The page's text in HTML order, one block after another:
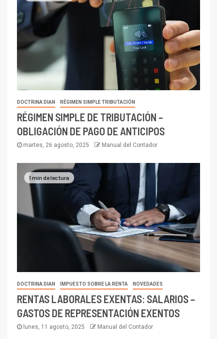
DOCTRINA DIAN RÉGIMEN SIMPLE TRIBUTACIÓN
RÉGIMEN SIMPLE DE TRIBUTACIÓN –
OBLIGACIÓN DE PAGO DE ANTICIPOS
martes, 26 agosto, 2025 Manual del Contador
1 min de lectura
DOCTRINA DIAN IMPUESTO SOBRE LA RENTA NOVEDADES
RENTAS LABORALES EXENTAS: SALARIOS –
GASTOS DE REPRESENTACIÓN EXENTOS
lunes, 11 agosto, 2025 Manual del Contador